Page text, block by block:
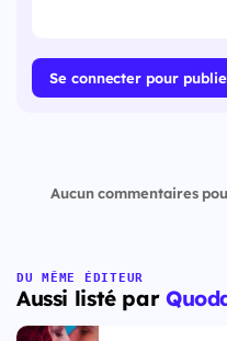
Se connecter pour
Aucun commentaires
DU MÊME ÉDITEUR
Aussi listé par